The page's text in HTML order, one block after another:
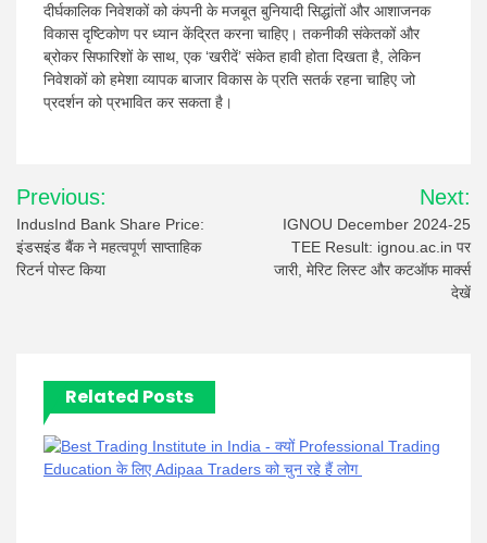
दीर्घकालिक निवेशकों को कंपनी के मजबूत बुनियादी सिद्धांतों और आशाजनक
विकास दृष्टिकोण पर ध्यान केंद्रित करना चाहिए। तकनीकी संकेतकों और
ब्रोकर सिफारिशों के साथ, एक ‘खरीदें’ संकेत हावी होता दिखता है, लेकिन
निवेशकों को हमेशा व्यापक बाजार विकास के प्रति सतर्क रहना चाहिए जो
प्रदर्शन को प्रभावित कर सकता है।
Post
navigation
Previous:
IndusInd Bank Share Price:
इंडसइंड बैंक ने महत्वपूर्ण साप्ताहिक
रिटर्न पोस्ट किया
Next:
IGNOU December 2024-25
TEE Result: ignou.ac.in पर
जारी, मेरिट लिस्ट और कटऑफ मार्क्स
देखें
Related Posts